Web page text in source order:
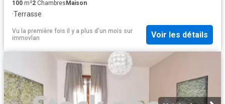
100 m²2 Chambres Maison
·Terrasse
Vu la première fois il y a plus d'un mois sur
immovlan
Voir les détails